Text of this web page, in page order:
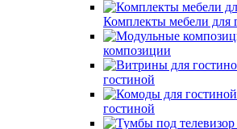
Комплекты мебели для
композиции
гостиной
гостиной